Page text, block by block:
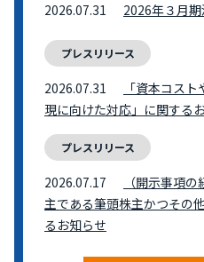
2026.07.31 2026年３月
プレスリリース
2026.07.31
「資本コス
現に向けた対応」に関する
プレスリリース
2026.07.17
（開示事項
主である筆頭株主かつその
るお知らせ